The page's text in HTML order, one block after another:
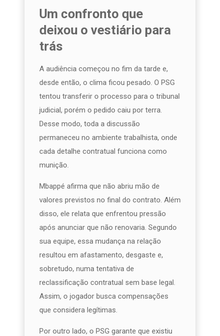
Um confronto que
deixou o vestiário para
trás
A audiência começou no fim da tarde e,
desde então, o clima ficou pesado. O PSG
tentou transferir o processo para o tribunal
judicial, porém o pedido caiu por terra.
Desse modo, toda a discussão
permaneceu no ambiente trabalhista, onde
cada detalhe contratual funciona como
munição.
Mbappé afirma que não abriu mão de
valores previstos no final do contrato. Além
disso, ele relata que enfrentou pressão
após anunciar que não renovaria. Segundo
sua equipe, essa mudança na relação
resultou em afastamento, desgaste e,
sobretudo, numa tentativa de
reclassificação contratual sem base legal.
Assim, o jogador busca compensações
que considera legítimas.
Por outro lado, o PSG garante que existiu